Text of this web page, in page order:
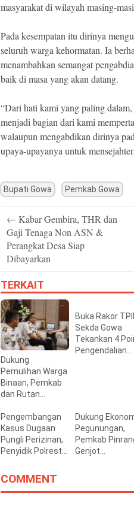
masyarakat di wilayah masing-
Pada kesempatan itu dirinya
seluruh warga kehormatan. Ia
menambahkan semangat
baik di masa yang akan datang.
“Dari hati kami yang paling
menjadi bagian dari kami
walaupun mengabdikan dirinya
upaya-upayanya untuk
Bupati Gowa Pemkab Gowa
navigation
← Kabar Gembira, THR dan
Gaji Tenaga Non ASN &
Perangkat Desa Siap
Dibayarkan
TERKAIT
Dukung
Pemulihan Warga
Binaan, Pemkab
dan Rutan
Sinergi
Pembinaan
Buka Rakor
Sekda Gowa
Tekankan 4
Pengendalian
Pengembangan
Kasus Dugaan
Pungli Perizinan,
Penyidik Polresta
Panggilan
Pemeriksaan
Dukung
Pegunungan,
Pemkab
Genjot
COMMENT